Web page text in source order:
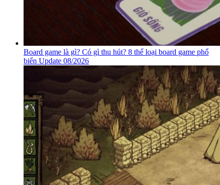
Board game là gì? Có gì thu hút? 8 thể loại board game phổ
biến Update 08/2026